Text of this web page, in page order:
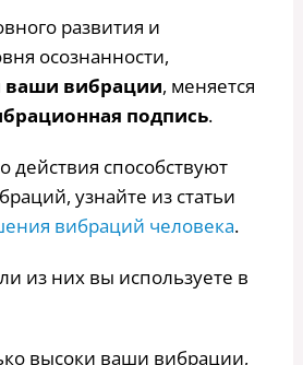
развития и
осознанности,
вибрации, меняется
подпись.
действия способствуют
узнайте из статьи
вибраций человека.
из них вы используете в
высоки ваши вибрации,